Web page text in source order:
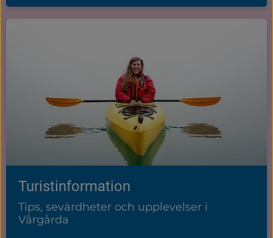
Turistinformation
Tips, sevärdheter och upplevelser i
Vårgårda